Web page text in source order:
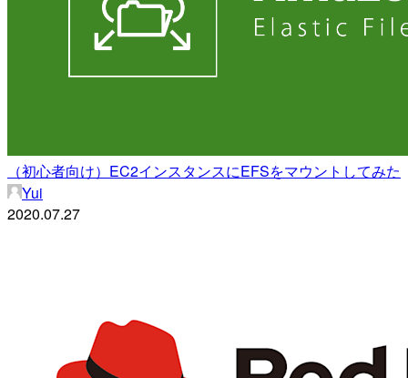
（初心者向け）EC2インスタンスにEFSをマウントしてみた
Yui
2020.07.27